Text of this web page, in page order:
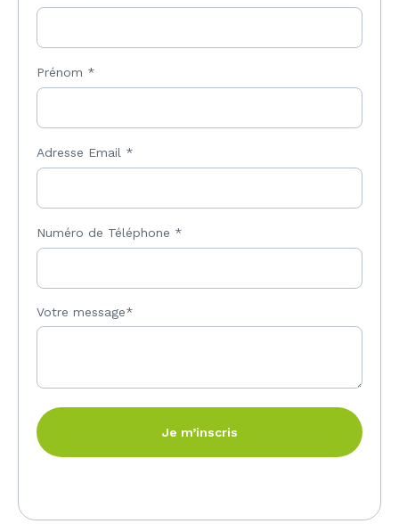
Prénom *
Adresse Email *
Numéro de Téléphone *
Votre message*
Je m’inscris